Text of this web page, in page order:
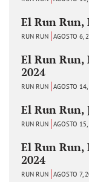
El Run Run,
RUN RUN AGOSTO 6,
El Run Run,
2024
RUN RUN AGOSTO
El Run Run,
RUN RUN AGOSTO
El Run Run,
2024
RUN RUN AGOSTO 7,